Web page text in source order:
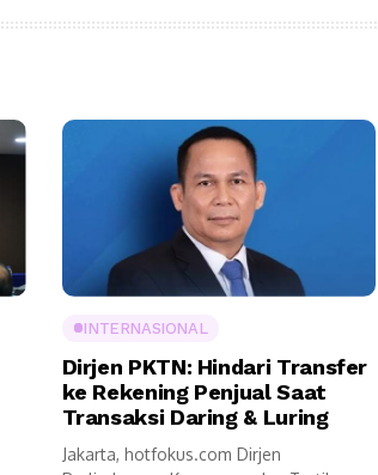
INTERNASIONAL
Dirjen PKTN: Hindari Transfer
ke Rekening Penjual Saat
Transaksi Daring & Luring
Jakarta, hotfokus.com Dirjen